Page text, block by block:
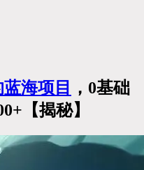
蓝海项目
，0基础
【揭秘】